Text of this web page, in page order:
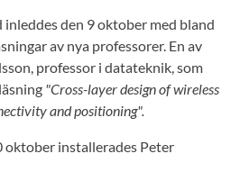
den 9 oktober med bland
av nya professorer. En av
professor i datateknik, som
"Cross-layer design of wireless
and positioning".
oktober installerades Peter